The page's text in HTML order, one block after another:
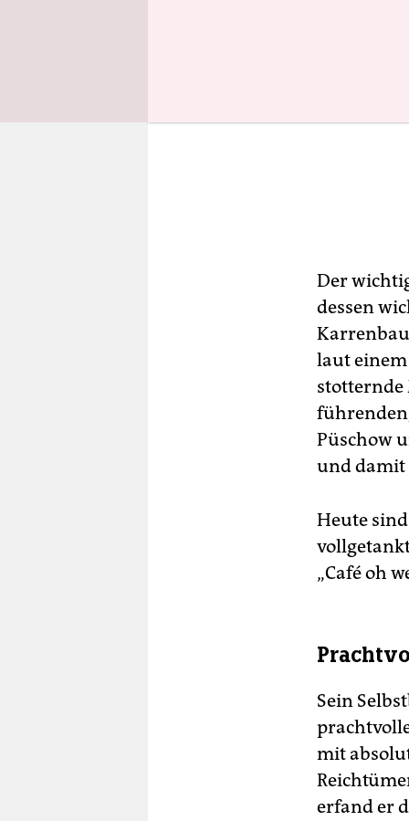
Der
dessen
laut
stotternde
Püschow
und damit
Heute
„Café oh
Sein
mit
erfand er